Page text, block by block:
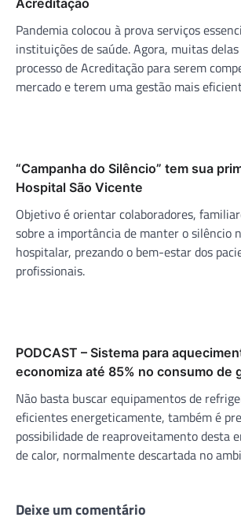
Pandemia colocou à prova serviços
instituições de saúde. Agora, muitas
processo de Acreditação para serem
mercado e terem uma gestão mais
“Campanha do Silêncio” tem sua
Hospital São Vicente
Objetivo é orientar colaboradores,
sobre a importância de manter o silêncio
hospitalar, prezando o bem-estar dos
profissionais.
PODCAST – Sistema para
economiza até 85% no consumo de
Não basta buscar equipamentos de
eficientes energeticamente, também é
possibilidade de reaproveitamento desta
de calor, normalmente descartada no
Deixe um comentário